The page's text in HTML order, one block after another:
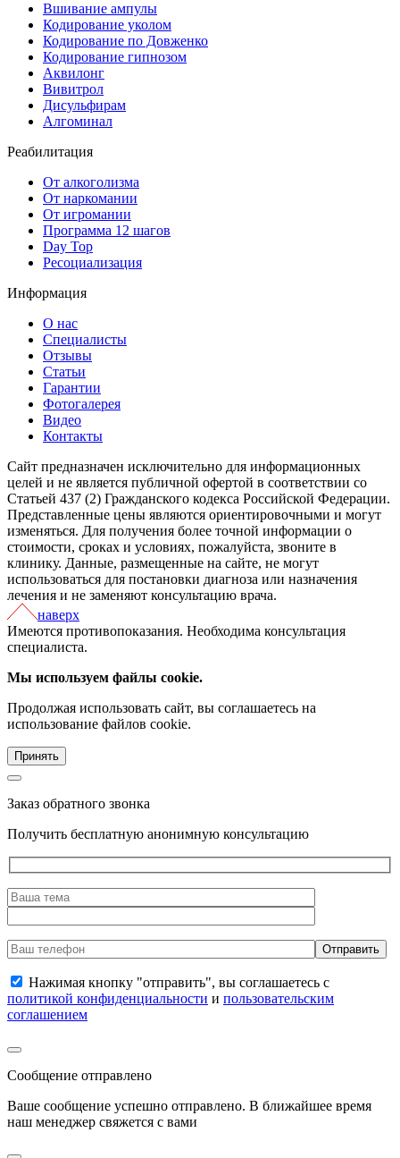
Вшивание ампулы
Кодирование уколом
Кодирование по Довженко
Кодирование гипнозом
Аквилонг
Вивитрол
Дисульфирам
Алгоминал
Реабилитация
От алкоголизма
От наркомании
От игромании
Программа 12 шагов
Day Top
Ресоциализация
Информация
О нас
Специалисты
Отзывы
Статьи
Гарантии
Фотогалерея
Видео
Контакты
Сайт предназначен исключительно для информационных
целей и не является публичной офертой в соответствии со
Статьей 437 (2) Гражданского кодекса Российской Федерации.
Представленные цены являются ориентировочными и могут
изменяться. Для получения более точной информации о
стоимости, сроках и условиях, пожалуйста, звоните в
клинику. Данные, размещенные на сайте, не могут
использоваться для постановки диагноза или назначения
лечения и не заменяют консультацию врача.
наверх
Имеются противопоказания. Необходима консультация
специалиста.
Мы используем файлы cookie.
Продолжая использовать сайт, вы соглашаетесь на
использование файлов cookie.
Принять
Заказ обратного звонка
Получить бесплатную анонимную консультацию
Нажимая кнопку "отправить", вы соглашаетесь с
политикой конфиденциальности и пользовательским
соглашением
Сообщение отправлено
Ваше сообщение успешно отправлено. В ближайшее время
наш менеджер свяжется с вами